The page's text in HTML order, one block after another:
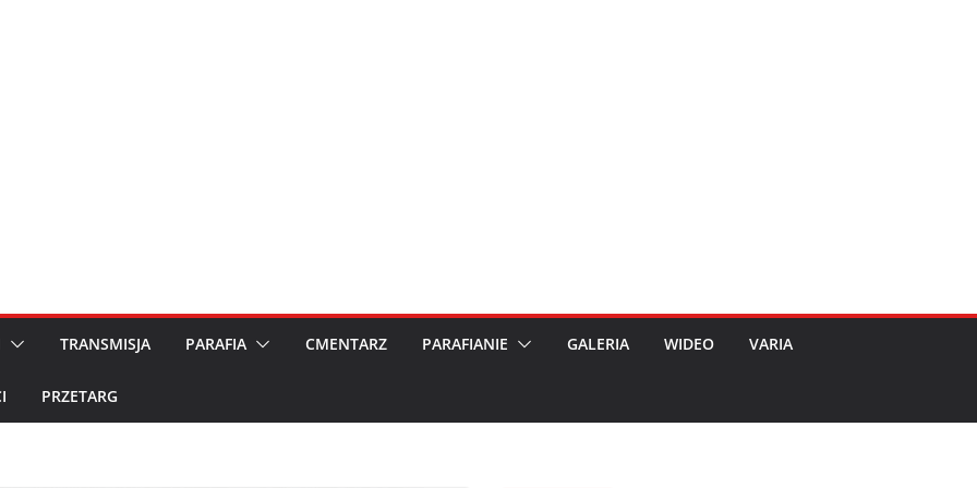
TRANSMISJA PARAFIA CMENTARZ PARAFIANIE GALERIA WIDEO VARIA
PRZETARG